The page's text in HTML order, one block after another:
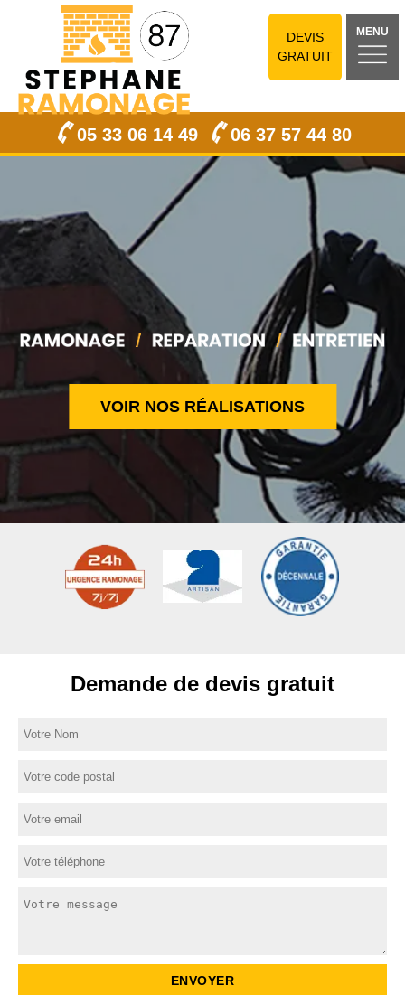
DEVIS
GRATUIT
MENU
05 33 06 14 49 06 37 57 44 80
VOIR NOS RÉALISATIONS
Demande de devis gratuit